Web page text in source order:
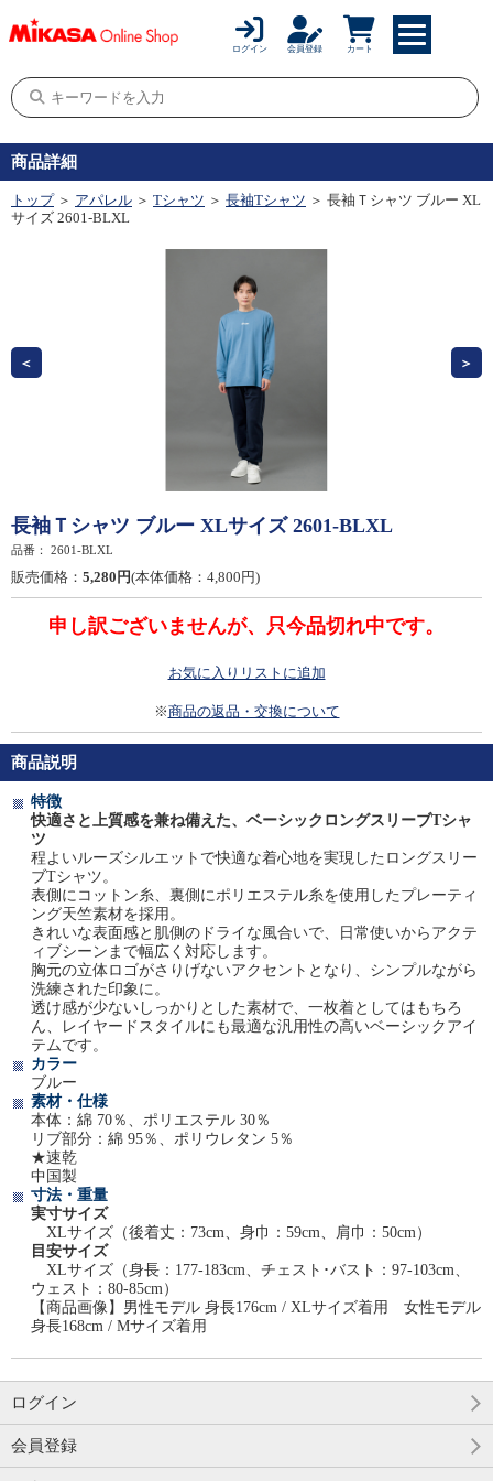
ログイン 会員登録 カート
商品詳細
トップ ＞ アパレル ＞ Tシャツ ＞ 長袖Tシャツ ＞ 長袖Ｔシャツ ブルー XL
サイズ 2601-BLXL
長袖Ｔシャツ ブルー XLサイズ 2601-BLXL
品番： 2601-BLXL
販売価格： 5,280円(本体価格：4,800円)
申し訳ございませんが、只今品切れ中です。
お気に入りリストに追加
※商品の返品・交換について
商品説明
特徴
快適さと上質感を兼ね備えた、ベーシックロングスリーブTシャ
ツ
程よいルーズシルエットで快適な着心地を実現したロングスリー
ブTシャツ。
表側にコットン糸、裏側にポリエステル糸を使用したプレーティ
ング天竺素材を採用。
きれいな表面感と肌側のドライな風合いで、日常使いからアクテ
ィブシーンまで幅広く対応します。
胸元の立体ロゴがさりげないアクセントとなり、シンプルながら
洗練された印象に。
透け感が少ないしっかりとした素材で、一枚着としてはもちろ
ん、レイヤードスタイルにも最適な汎用性の高いベーシックアイ
テムです。
カラー
ブルー
素材・仕様
本体：綿 70％、ポリエステル 30％
リブ部分：綿 95％、ポリウレタン 5％
★速乾
中国製
寸法・重量
実寸サイズ
XLサイズ（後着丈：73cm、身巾：59cm、肩巾：50cm）
目安サイズ
XLサイズ（身長：177-183cm、チェスト･バスト：97-103cm、
ウェスト：80-85cm）
【商品画像】男性モデル 身長176cm / XLサイズ着用 女性モデル
身長168cm / Mサイズ着用
ログイン
会員登録